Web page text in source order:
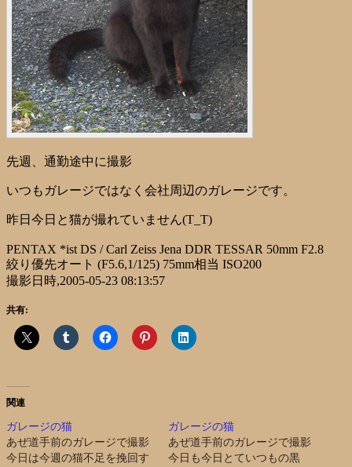
先週、通勤途中に撮影
いつもガレージではなく会社周辺のガレージです。
昨日今日と猫が撮れていません(T_T)
PENTAX *ist DS / Carl Zeiss Jena DDR TESSAR 50mm F2.8
絞り優先オート (F5.6,1/125) 75mm相当 ISO200
撮影日時,2005-05-23 08:13:57
共有:
関連
ガレージの猫
あぜ道手前のガレージで撮影
今日は今週の猫不足を挽回す
ガレージの猫
あぜ道手前のガレージで撮影
今日も今日とていつもの黒